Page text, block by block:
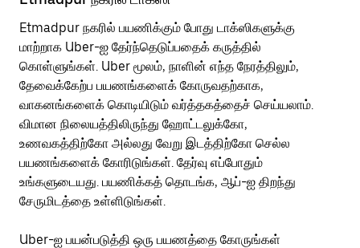
Etmadpur நகரில் பயணிக்கும் போது டாக்ஸிகளுக்கு
மாற்றாக Uber-ஐ தேர்ந்தெடுப்பதைக் கருத்தில்
கொள்ளுங்கள். Uber மூலம், நாளின் எந்த நேரத்திலும்,
தேவைக்கேற்ப பயணங்களைக் கோருவதற்காக,
வாகனங்களைக் கொடியிடும் வர்த்தகத்தைச் செய்யலாம்.
விமான நிலையத்திலிருந்து ஹோட்டலுக்கோ,
உணவகத்திற்கோ அல்லது வேறு இடத்திற்கோ செல்ல
பயணங்களைக் கோரிடுங்கள். தேர்வு எப்போதும்
உங்களுடையது. பயணிக்கத் தொடங்க, ஆப்-ஐ திறந்து
சேருமிடத்தை உள்ளிடுங்கள்.
Uber-ஐ பயன்படுத்தி ஒரு பயணத்தை கோருங்கள்